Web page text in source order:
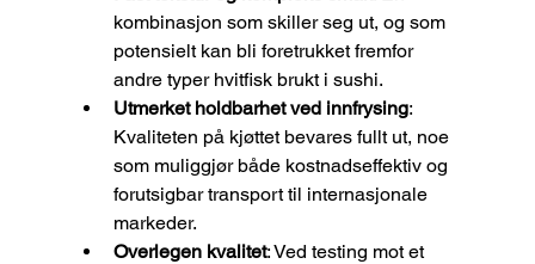
kombinasjon som skiller seg ut, og som
potensielt kan bli foretrukket fremfor
andre typer hvitfisk brukt i sushi.
Utmerket holdbarhet ved innfrysing:
Kvaliteten på kjøttet bevares fullt ut, noe
som muliggjør både kostnadseffektiv og
forutsigbar transport til internasjonale
markeder.
Overlegen kvalitet: Ved testing mot et